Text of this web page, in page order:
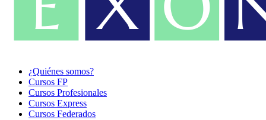
¿Quiénes somos?
Cursos FP
Cursos Profesionales
Cursos Express
Cursos Federados